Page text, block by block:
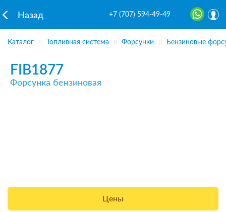
Назад +7 (707) 594-49-49
Каталог Топливная система Форсунки Бензиновые
FIB1877
Форсунка бензиновая
Цены